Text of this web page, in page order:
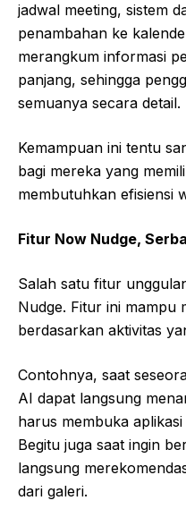
jadwal meeting, sistem
penambahan ke
merangkum informasi
panjang, sehingga
semuanya secara detail.
Kemampuan ini tentu
bagi mereka yang
membutuhkan efisiensi
Fitur Now Nudge,
Salah satu fitur
Nudge. Fitur ini mampu
berdasarkan aktivitas
Contohnya, saat
AI dapat langsung
harus membuka
Begitu juga saat ingin
langsung
dari galeri.